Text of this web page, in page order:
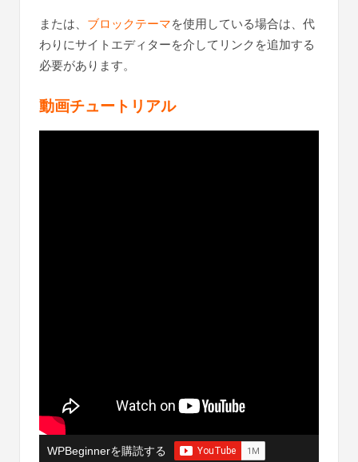
または、 ブロックテーマを使用している場合は、代
わりにサイトエディターを介してリンクを追加する
必要があります。
動画チュートリアル
WPBeginnerを購読する